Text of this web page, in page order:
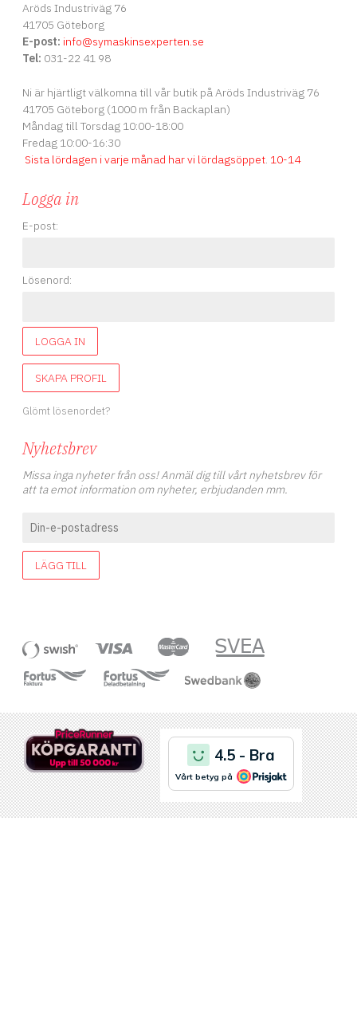
Aröds Industriväg 76
41705 Göteborg
E-post: info@symaskinsexperten.se
Tel: 031-22 41 98
Ni är hjärtligt välkomna till vår butik på Aröds Industriväg 76
41705 Göteborg (1000 m från Backaplan)
Måndag till Torsdag 10:00-18:00
Fredag 10:00-16:30
Sista lördagen i varje månad har vi lördagsöppet. 10-14
Logga in
E-post:
Lösenord:
LOGGA IN
SKAPA PROFIL
Glömt lösenordet?
Nyhetsbrev
Missa inga nyheter från oss! Anmäl dig till vårt nyhetsbrev för
att ta emot information om nyheter, erbjudanden mm.
LÄGG TILL